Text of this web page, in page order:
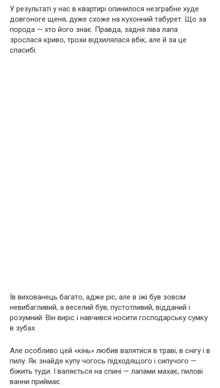
У результаті у нас в квартирі опинилося незграбне худе
довгоноге щеня, дуже схоже на кухонний табурет. Що за
порода — хто його знає. Правда, задня ліва лапа
зрослася криво, трохи відхилялася вбік, але й за це
спасибі.
Їв вихованець багато, адже ріс, але в їжі був зовсім
невибагливий, а веселий був, пустотливий, відданий і
розумний. Він виріс і навчився носити господарську сумку
в зубах.
Але особливо цей «кінь» любив валятися в траві, в снігу і в
пилу. Як знайде купу чогось підходящого і сипучого —
біжить туди. І валяється на спині — лапами махає, пилові
ванни приймає.